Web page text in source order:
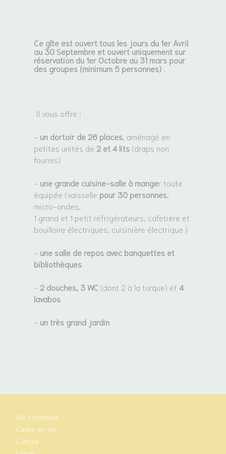
Ce gîte est ouvert tous les jours du 1er Avril
au 30 Septembre et ouvertuniquement sur
réservation du 1er Octobre au 31 mars pour
des groupes (minimum 5 personnes) .
Il vous offre :
- un dortoir de 26 places , aménagé en
petites unités de 2 et 4 lits (draps non
fournis)
- une grande cuisine-salle à manger toute
équipée (vaisselle pour 30 personnes
micro-ondes,
1 grand et 1 petit réfrigérateurs, cafetière et
bouilloire électriques, cuisinière électrique )
- une salle de repos avec banquettes et
bibliothèques
- 2 douches, 3 WC (dont 2 à la turque) et4
lavabos
- un très grand jardin
Ma commune
Cadre de vie
Culture